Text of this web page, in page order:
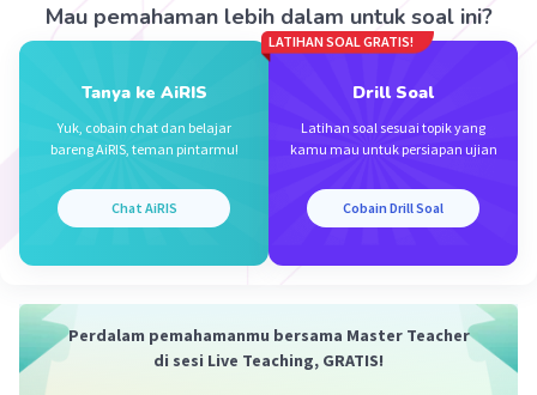
Mau pemahaman lebih dalam untuk soal ini?
Tanya ke AiRIS
Yuk, cobain chat dan belajar
bareng AiRIS, teman pintarmu!
Chat AiRIS
LATIHAN SOAL GRATIS!
Drill Soal
Latihan soal sesuai topik yang
kamu mau untuk persiapan ujian
Cobain Drill Soal
Perdalam pemahamanmu bersama Master Teacher
di sesi Live Teaching, GRATIS!